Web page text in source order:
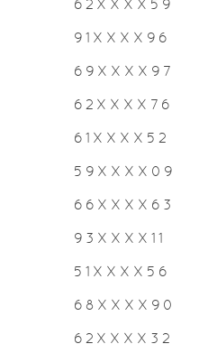
62XXXX59
91XXXX96
69XXXX97
62XXXX76
61XXXX52
59XXXX09
66XXXX63
93XXXX11
51XXXX56
68XXXX90
62XXXX32